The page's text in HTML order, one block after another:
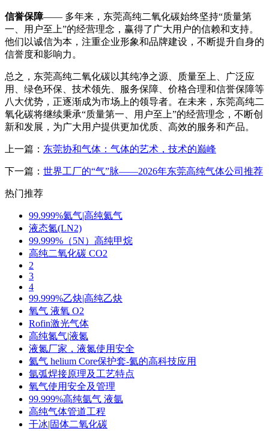
信誉保障—— 多年来，东莞高纯二氧化碳始终坚持“质量第
一、用户至上”的经营理念，赢得了广大用户的信赖和支持。
他们以诚信为本，注重企业形象和品牌建设，不断提升自身的
信誉度和影响力。
总之，东莞高纯二氧化碳以其纯净之源、质量至上、广泛应
用、绿色环保、技术领先、服务保障、价格合理和信誉保障等
八大优势，正逐渐成为市场上的领导者。在未来，东莞高纯二
氧化碳将继续秉承“质量第一、用户至上”的经营理念，不断创
新和发展，为广大用户提供更加优质、高效的服务和产品。
上一篇： 东莞协和气体：气体的艺术，技术的巅峰
下一篇： 世界工厂的“气”脉——2026年东莞高纯气体公司推荐
热门推荐
99.999%氦气|高纯氦气
液态氮(LN2)
99.999%（5N）高纯甲烷
高纯二氧化碳 CO2
2
3
4
99.999%乙炔|高纯乙炔
氧气 液氧 O2
Rofin激光气体
高纯氮气|液氮
液氮厂家，液氮使用安全
氦气 helium Core保护套-氦的高科技应用
氩弧焊接原理及工艺特点
氧气使用安全及管理
99.999%高纯氩气 液氩
高纯气体管道工程
干冰|固体二氧化碳